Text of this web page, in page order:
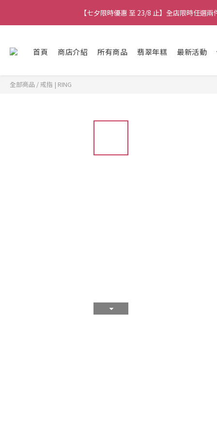
【七夕限時優惠 至 23/8 止】全店限時任選
【最
首頁 商店介紹 所有商品 翡翠年糕 最新活動
全部商品 /戒指 | RING